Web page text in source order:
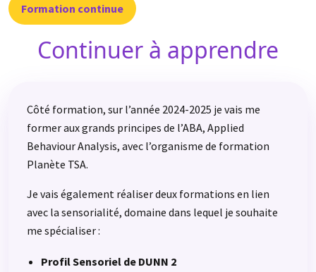
Formation continue
Continuer à apprendre
Côté formation, sur l’année 2024-2025 je vais me
former aux grands principes de l’ABA, Applied
Behaviour Analysis, avec l’organisme de formation
Planète TSA.
Je vais également réaliser deux formations en lien
avec la sensorialité, domaine dans lequel je souhaite
me spécialiser :
Profil Sensoriel de DUNN 2